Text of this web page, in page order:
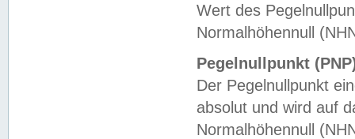
Wert des
Normalhöhennull
Pegelnullpunkt
Der Pegelnullpunkt
absolut und wird auf
Normalhöhennull